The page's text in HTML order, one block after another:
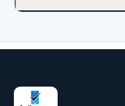
avbetalningstiden.
utan bindningstid.